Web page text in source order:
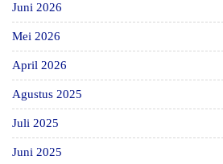
Juni 2026
Mei 2026
April 2026
Agustus 2025
Juli 2025
Juni 2025